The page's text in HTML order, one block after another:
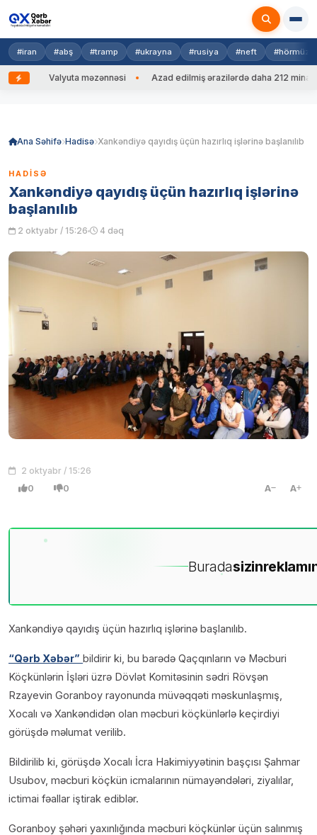
#iran #abş #tramp #ukrayna #rusiya #neft #hörmüz
Valyuta məzənnəsi Azad edilmiş ərazilərdə daha 212 mina, 753
Ana Səhifə Hadisə Xankəndiyə qayıdış üçün hazırlıq işlərinə başlanılıb
HADISƏ
Xankəndiyə qayıdış üçün hazırlıq işlərinə
başlanılıb
2 oktyabr / 15:26 4 dəq
2 oktyabr / 15:26
0 0 A A
Buradasizin
Xankəndiyə qayıdış üçün hazırlıq işlərinə başlanılıb.
“Qərb Xəbər” bildirir ki, bu barədə Qaçqınların və Məcburi
Köçkünlərin İşləri üzrə Dövlət Komitəsinin sədri Rövşən
Rzayevin Goranboy rayonunda müvəqqəti məskunlaşmış,
Xocalı və Xankəndidən olan məcburi köçkünlərlə keçirdiyi
görüşdə məlumat verilib.
Bildirilib ki, görüşdə Xocalı İcra Hakimiyyətinin başçısı Şahmar
Usubov, məcburi köçkün icmalarının nümayəndələri, ziyalılar,
ictimai fəallar iştirak ediblər.
Goranboy şəhəri yaxınlığında məcburi köçkünlər üçün salınmış